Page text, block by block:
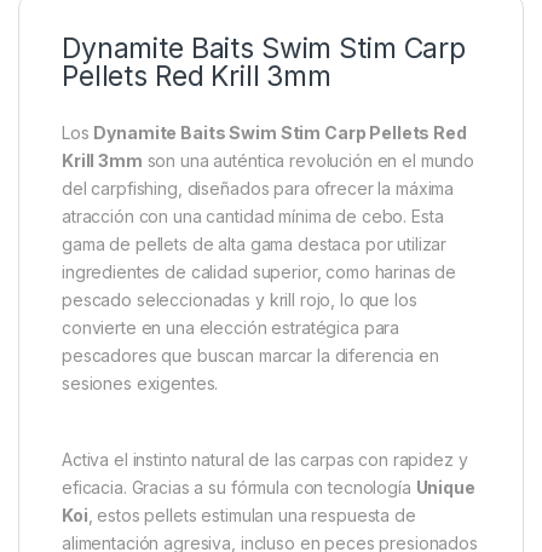
Descripción Specification
Dynamite Baits Swim Stim Carp
Pellets Red Krill 3mm
Krill 3mmson una auténtica revolución en el mundo
del carpfishing, diseñados para ofrecer la máxima
atracción con una cantidad mínima de cebo. Esta
gama de pellets de alta gama destaca por utilizar